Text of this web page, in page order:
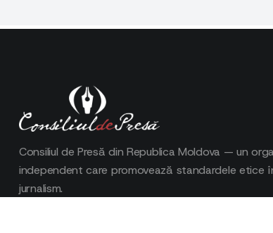
Consiliul de Presă din Republica Moldova — un
independent care promovează standardele etice
jurnalism.